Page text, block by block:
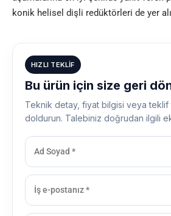
konik helisel dişli redüktörleri de yer
HIZLI TEKLIF
Bu ürün için size geri
Teknik detay, fiyat bilgisi veya teklif
doldurun. Talebiniz doğrudan ilgili